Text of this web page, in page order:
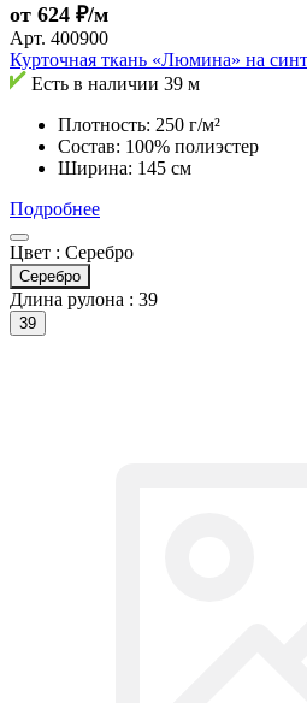
от 624 ₽/м
Арт. 400900
Курточная ткань «Люмина» на
Есть в наличии 39 м
Плотность: 250 г/м²
Состав: 100% полиэстер
Ширина: 145 см
Подробнее
Цвет : Серебро
Серебро
Длина рулона : 39
39